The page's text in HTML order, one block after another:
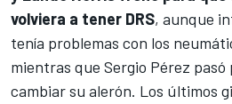
volviera a tener DRS, aunque
tenía problemas con los
mientras que Sergio Pérez
cambiar su alerón. Los últimos